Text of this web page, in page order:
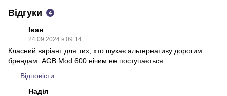
Відгуки 4
Іван
24.09.2024 в 09:14
Класний варіант для тих, хто шукає альтернативу дорогим
брендам. AGB Mod 600 нічим не поступається.
Відповісти
Надія